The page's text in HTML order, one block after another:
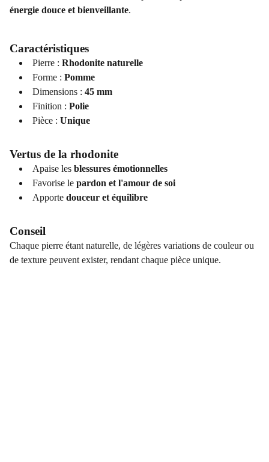
énergie douce et bienveillante.
Caractéristiques
Pierre : Rhodonite naturelle
Forme : Pomme
Dimensions : 45 mm
Finition : Polie
Pièce : Unique
Vertus de la rhodonite
Apaise les blessures émotionnelles
Favorise le pardon et l'amour de soi
Apporte douceur et équilibre
Conseil
Chaque pierre étant naturelle, de légères variations de couleur ou
de texture peuvent exister, rendant chaque pièce unique.